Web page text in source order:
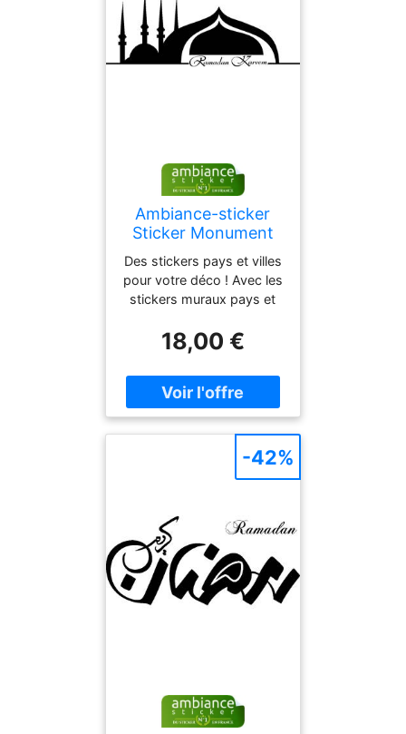
Ambiance-sticker
Sticker Monument
Ramadan Kareem
Des stickers pays et villes
pour votre déco ! Avec les
stickers muraux pays et
Ramadan Kareem , vous
pourrez enfin décorer
l'intérieur de votre maison
à votre guise ! Où coller
cet autocollant déco ? Cet
autocollant déco sera
parfait votre salon ou
18,00 €
-42%